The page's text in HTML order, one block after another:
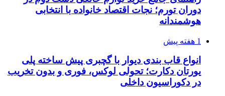
دوران تورم؛ نجات اقتصاد خانواده با انتخابی
هوشمندانه
1 هفته پیش
انواع قاب بندی دیوار با گچبری پیش ساخته پلی
یورتان دکارت؛ تحولی لوکس، فوری و بدون تخریب
در دکوراسیون داخلی